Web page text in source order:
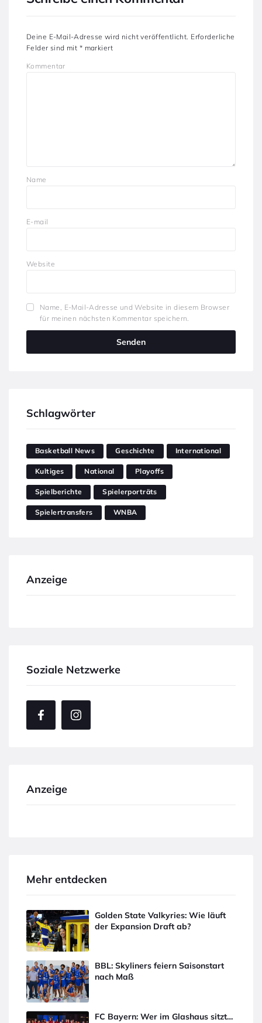
Deine E-Mail-Adresse wird nicht veröffentlicht. Erforderliche
Felder sind mit * markiert
Kommentar
Name
E-mail
Website
Name, E-Mail-Adresse und Website in diesem Browser
für meinen nächsten Kommentar speichern.
Schlagwörter
Basketball News Geschichte International
Kultiges National Playoffs
Spielberichte Spielerporträts
Spielertransfers WNBA
Anzeige
Soziale Netzwerke
Anzeige
Mehr entdecken
Golden State Valkyries: Wie läuft
der Expansion Draft ab?
BBL: Skyliners feiern Saisonstart
nach Maß
FC Bayern: Wer im Glashaus sitzt…